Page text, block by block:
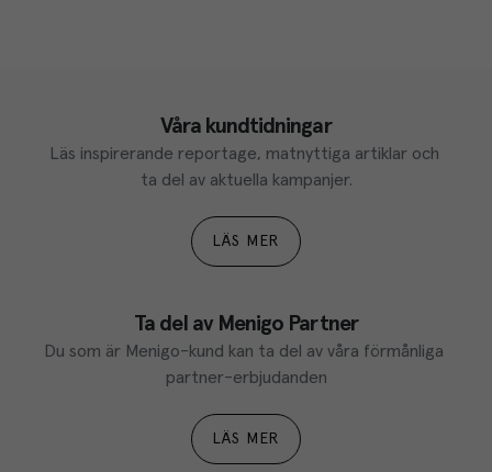
Våra kundtidningar
Läs inspirerande reportage, matnyttiga artiklar och
ta del av aktuella kampanjer.
LÄS MER
Ta del av Menigo Partner
Du som är Menigo-kund kan ta del av våra förmånliga
partner-erbjudanden
LÄS MER